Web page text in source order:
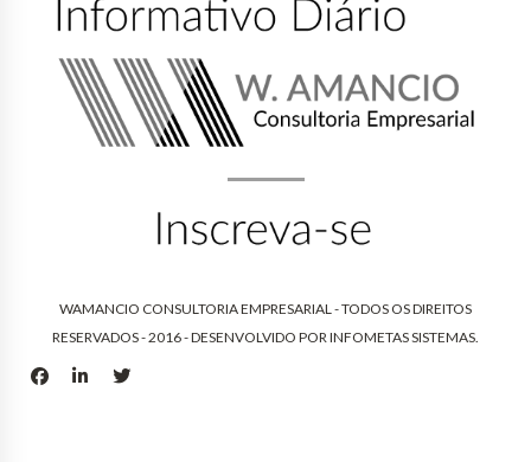
WAMANCIO CONSULTORIA EMPRESARIAL - TODOS OS DIREITOS
RESERVADOS - 2016 - DESENVOLVIDO PORINFOMETAS SISTEMAS.